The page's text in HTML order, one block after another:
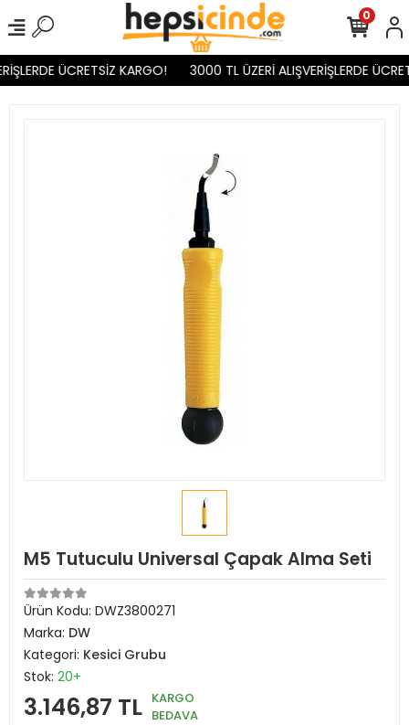
ÜCRETSİZ KARGO! 3000 TL ÜZERİ ALIŞVERİŞLERDE
0
M5 Tutuculu Universal Çapak Alma Seti
Ürün Kodu: DWZ3800271
Marka: DW
Kategori: Kesici Grubu
Stok: 20+
3.146,87 TL KARGO
BEDAVA